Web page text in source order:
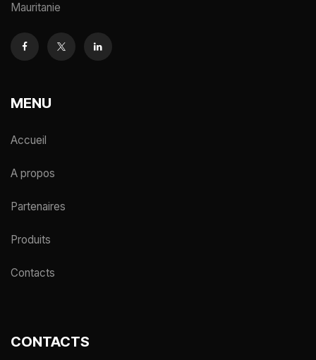
Mauritanie
MENU
Accueil
A propos
Partenaires
Produits
Contacts
CONTACTS